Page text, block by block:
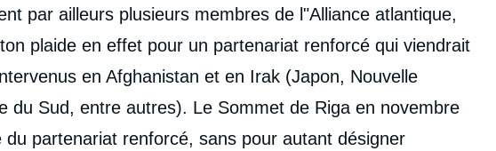
par ailleurs plusieurs membres de l"Alliance atlantique,
plaide en effet pour un partenariat renforcé qui viendrait
en Afghanistan et en Irak (Japon, Nouvelle
du Sud, entre autres). Le Sommet de Riga en novembre
du partenariat renforcé, sans pour autant désigner